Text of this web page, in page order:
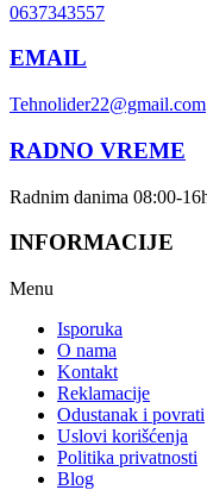
0637343557
EMAIL
Tehnolider22@gmail.com
RADNO VREME
Radnim danima 08:00-
INFORMACIJE
Menu
Isporuka
O nama
Kontakt
Reklamacije
Odustanak i povrati
Uslovi korišćenja
Politika privatnosti
Blog